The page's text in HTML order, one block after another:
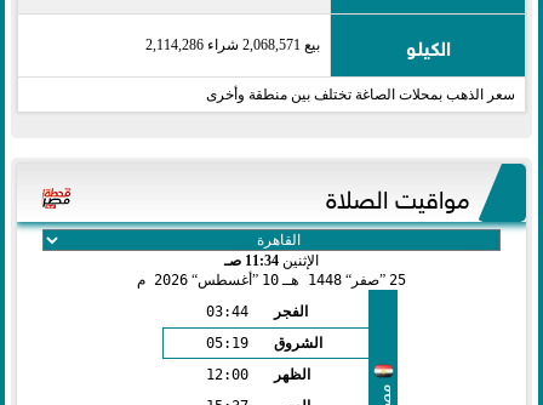
الكيلو بيع 2,068,571 شراء 2,114,286
سعر الذهب بمحلات الصاغة تختلف بين منطقة وأخرى
مواقيت الصلاة
الإثنين 11:34 صـ
25
صفر 1448 هـ 10 أغسطس 2026 م
مصر
الفجر
03:44
الشروق
05:19
الظهر
12:00